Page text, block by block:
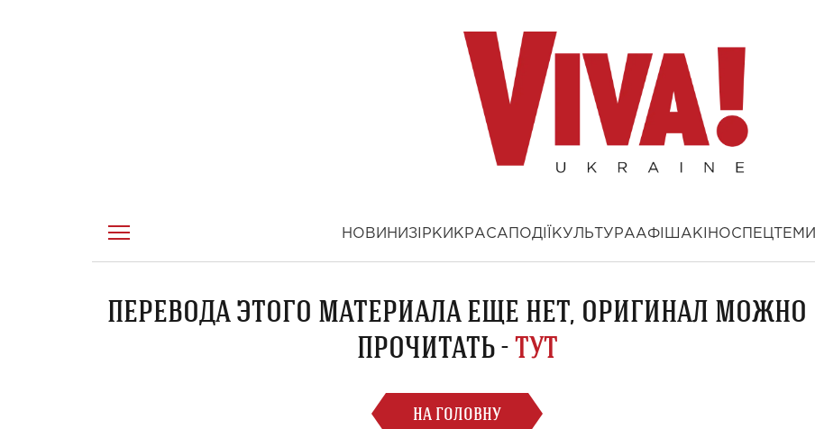
НОВИНИ ЗІРКИ КРАСА ПОДІЇ КУЛЬТУРААФІША КІНОСПЕЦТЕМИ
ПЕРЕВОДА ЭТОГО МАТЕРИАЛА ЕЩЕ НЕТ, ОРИГИНАЛ МОЖНО
ПРОЧИТАТЬ -ТУТ
НА ГОЛОВНУ